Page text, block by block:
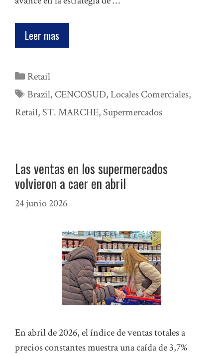
Leer mas
Categorías
Retail
Etiquetas
Brazil, CENCOSUD,Locales Comerciales,
Retail, ST. MARCHE, Supermercados
Las ventas en los supermercados
volvieron a caer en abril
24 junio 2026
En abril de 2026, el índice de ventas totales a
precios constantes muestra una caída de 3,7%